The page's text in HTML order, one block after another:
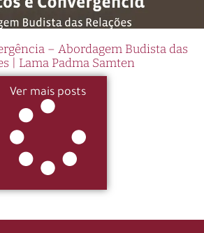
– Abordagem Budista das
| Lama Padma Samten
Ver mais posts